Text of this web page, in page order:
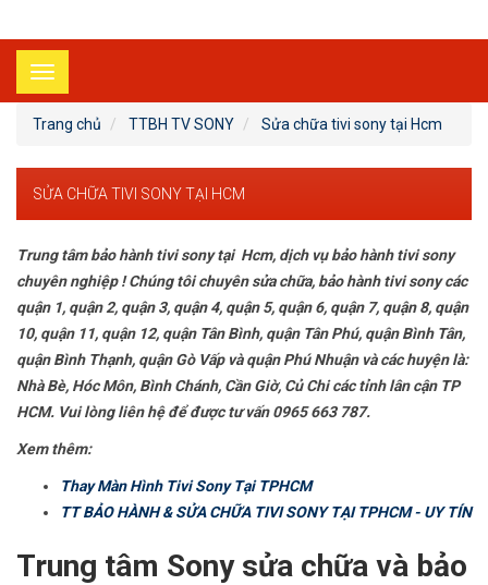
Toggle
navigation
Trang chủ
TTBH TV SONY Sửa chữa tivi sony tại Hcm
SỬA CHỮA TIVI SONY TẠI HCM
Trung tâm bảo hành tivi sony tại Hcm, dịch vụ bảo hành tivi sony
chuyên nghiệp ! Chúng tôi chuyên sửa chữa, bảo hành tivi sony các
quận 1, quận 2, quận 3, quận 4, quận 5, quận 6, quận 7, quận 8, quận
10, quận 11, quận 12, quận Tân Bình, quận Tân Phú, quận Bình Tân,
quận Bình Thạnh, quận Gò Vấp và quận Phú Nhuận và các huyện là:
Nhà Bè, Hóc Môn, Bình Chánh, Cần Giờ, Củ Chi các tỉnh lân cận TP
HCM. Vui lòng liên hệ để được tư vấn 0965 663 787.
Xem thêm:
Thay Màn Hình Tivi Sony Tại TPHCM
TT BẢO HÀNH & SỬA CHỮA TIVI SONY TẠI TPHCM - UY TÍN
Trung tâm Sony sửa chữa và bảo